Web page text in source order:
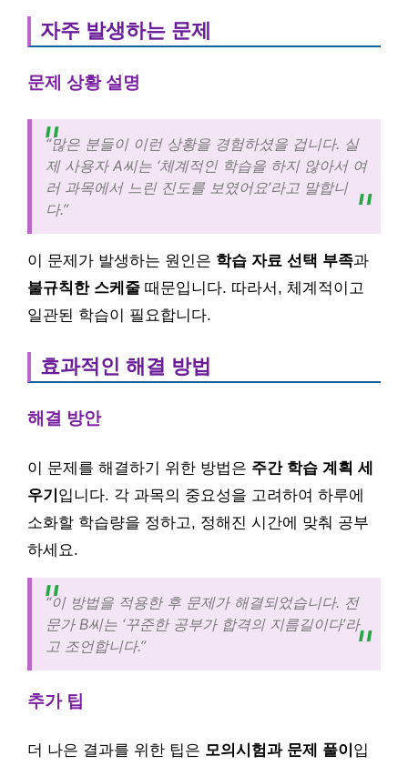
자주 발생하는 문제
문제 상황 설명
“많은 분들이 이런 상황을 경험하셨을 겁니다. 실
제 사용자 A씨는 ‘체계적인 학습을 하지 않아서 여
러 과목에서 느린 진도를 보였어요’라고 말합니
다.”
이 문제가 발생하는 원인은 학습 자료 선택 부족과
불규칙한 스케줄 때문입니다. 따라서, 체계적이고
일관된 학습이 필요합니다.
효과적인 해결 방법
해결 방안
이 문제를 해결하기 위한 방법은 주간 학습 계획 세
우기 입니다. 각 과목의 중요성을 고려하여 하루에
소화할 학습량을 정하고, 정해진 시간에 맞춰 공부
하세요.
“이 방법을 적용한 후 문제가 해결되었습니다. 전
문가 B씨는 ‘꾸준한 공부가 합격의 지름길이다’라
고 조언합니다.”
추가 팁
더 나은 결과를 위한 팁은 모의시험과 문제 풀이 입